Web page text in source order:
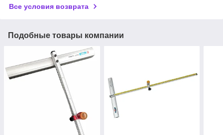
Все условия возврата
Подобные товары компании